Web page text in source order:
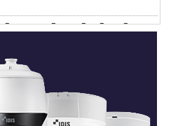
কিশোরগঞ্জে নিজস্ব ফিসারির পানিতে
সভাপতি ফাহিম, সম্পাদক ফয়সাল:
তাড়াইলে ছাত্র অধিকার পরিষদের
আংশিক কমিটি অনুমোদন